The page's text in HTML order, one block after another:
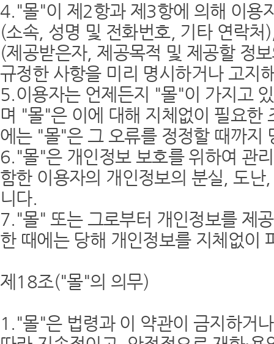
4."몰"이 제2항과 제3항에 의해 이용
(소속, 성명 및 전화번호, 기타 연락
(제공받은자, 제공목적 및 제공할 정
규정한 사항을 미리 명시하거나 고지
5.이용자는 언제든지 "몰"이 가지고
며 "몰"은 이에 대해 지체없이 필요한
에는 "몰"은 그 오류를 정정할 때까지
6."몰"은 개인정보 보호를 위하여 관
함한 이용자의 개인정보의 분실, 도
니다.
7."몰" 또는 그로부터 개인정보를 제
한 때에는 당해 개인정보를 지체없이
제18조("몰"의 의무)
1."몰"은 법령과 이 약관이 금지하거